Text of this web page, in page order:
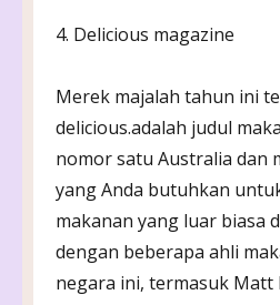
4. Delicious magazine
Merek majalah tahun ini
delicious.adalah judul
nomor satu Australia dan
yang Anda butuhkan
makanan yang luar biasa
dengan beberapa ahli
negara ini, termasuk Matt